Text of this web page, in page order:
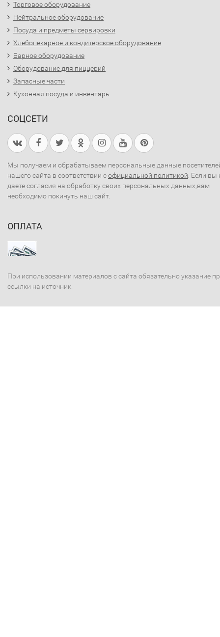
Торговое оборудование
Нейтральное оборудование
Посуда и предметы сервировки
Хлебопекарное и кондитерское оборудование
Барное оборудование
Оборудование для пиццерий
Запасные части
Кухонная посуда и инвентарь
СОЦСЕТИ
Мы получаем и обрабатываем персональные данные
нашего сайта в соответствии софициальной политикой . Если вы
даете согласия на обработку своих персональных данных,вам
необходимо покинуть наш сайт.
ОПЛАТА
При использовании материалов с сайта обязательно указание
ссылки на источник.